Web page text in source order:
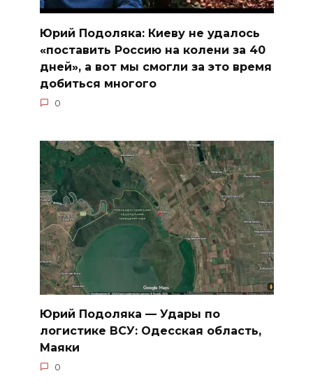
Юрий Подоляка: Киеву не удалось
«поставить Россию на колени за 40
дней», а вот мы смогли за это время
добиться многого
0
Юрий Подоляка — Удары по
логистике ВСУ: Одесская область,
Маяки
0